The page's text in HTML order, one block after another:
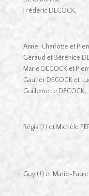
Frédéric DECOCK,
Anne-Charlotte et
Géraud et Bérénice
Marie DECOCK et
Gautier DECOCK et
Guillemette DECOCK,
Régis (†) et
Guy (†) et Marie-